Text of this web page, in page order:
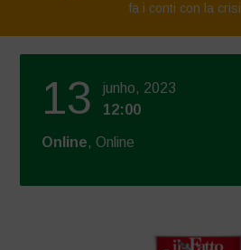
fa i conti con la
13
junho, 2023
12:00
Online, Online